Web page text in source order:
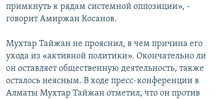
примкнуть к рядам системной оппозиции», -
говорит Амиржан Косанов.
Мухтар Тайжан не прояснил, в чем причина его
ухода из «активной политики». Окончательно ли
он оставляет общественную деятельность, также
осталось неясным. В ходе пресс-конференции в
Алматы Мухтар Тайжан отметил, что он против